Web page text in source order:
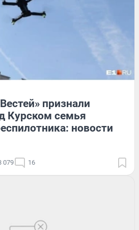
признали
Курском семья
новости
079 16